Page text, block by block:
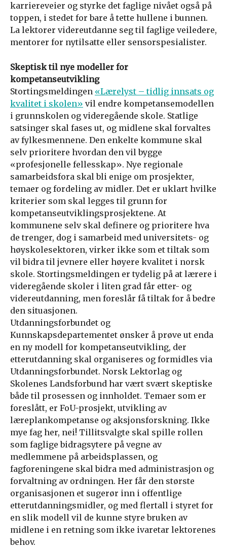
karriereveier og styrke det faglige nivået også på
toppen, i stedet for bare å tette hullene i bunnen.
La lektorer videreutdanne seg til faglige veiledere,
mentorer for nytilsatte eller sensorspesialister.
Skeptisk til nye modeller for
kompetanseutvikling
Stortingsmeldingen «Lærelyst – tidlig innsats og
kvalitet i skolen» vil endre kompetansemodellen
i grunnskolen og videregående skole. Statlige
satsinger skal fases ut, og midlene skal forvaltes
av fylkesmennene. Den enkelte kommune skal
selv prioritere hvordan den vil bygge
«profesjonelle fellesskap». Nye regionale
samarbeidsfora skal bli enige om prosjekter,
temaer og fordeling av midler. Det er uklart hvilke
kriterier som skal legges til grunn for
kompetanseutviklingsprosjektene. At
kommunene selv skal definere og prioritere hva
de trenger, dog i samarbeid med universitets- og
høyskolesektoren, virker ikke som et tiltak som
vil bidra til jevnere eller høyere kvalitet i norsk
skole. Stortingsmeldingen er tydelig på at lærere i
videregående skoler i liten grad får etter- og
videreutdanning, men foreslår få tiltak for å bedre
den situasjonen.
Utdanningsforbundet og
Kunnskapsdepartementet ønsker å prøve ut enda
en ny modell for kompetanseutvikling, der
etterutdanning skal organiseres og formidles via
Utdanningsforbundet. Norsk Lektorlag og
Skolenes Landsforbund har vært svært skeptiske
både til prosessen og innholdet. Temaer som er
foreslått, er FoU-prosjekt, utvikling av
læreplankompetanse og aksjonsforskning. Ikke
mye fag her, nei! Tillitsvalgte skal spille rollen
som faglige bidragsytere på vegne av
medlemmene på arbeidsplassen, og
fagforeningene skal bidra med administrasjon og
forvaltning av ordningen. Her får den største
organisasjonen et sugerør inn i offentlige
etterutdanningsmidler, og med flertall i styret for
en slik modell vil de kunne styre bruken av
midlene i en retning som ikke ivaretar lektorenes
behov.